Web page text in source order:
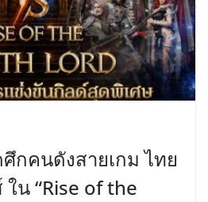
ศึกคนดังสายเกม ไทย
น “Rise of the